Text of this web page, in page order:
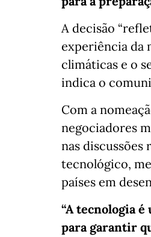
A decisão
experiência da
climáticas e o
indica o
Com a
negociadores
nas discussões
tecnológico,
países em
“A tecnologia
para garantir